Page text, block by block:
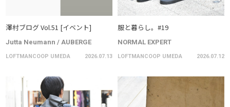
澤村ブログ Vol.51 [イベント]
Jutta Neumann / AUBERGE
LOFTMANCOOP UMEDA 2026.07.13
服と暮らし。#19
NORMAL EXPERT
LOFTMANCOOP UMEDA 2026.07.12